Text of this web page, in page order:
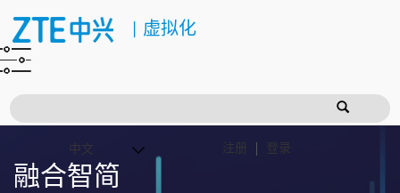
虚拟化
注册 登录
融合智简